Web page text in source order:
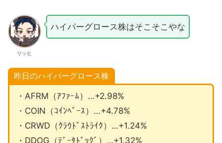
リッヒ
ハイパーグロース株はそこそこやな
昨日のハイパーグロース株
・AFRM（ｱﾌｧｰﾑ）…+2.98%
・COIN（ｺｲﾝﾍﾞｰｽ）…+4.78%
・CRWD（ｸﾗｳﾄﾞｽﾄﾗｲｸ）…+1.24%
・DDOG（ﾃﾞｰﾀﾄﾞｯｸﾞ）…+1.32%